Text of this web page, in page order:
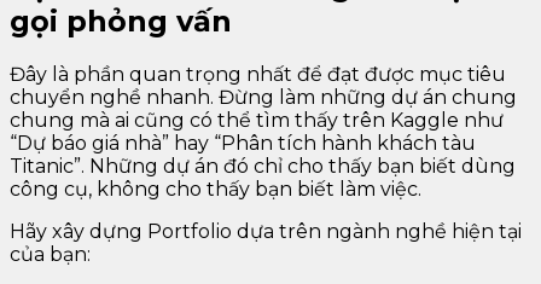
gọi phỏng vấn
Đây là phần quan trọng nhất để đạt được mục tiêu
chuyển nghề nhanh. Đừng làm những dự án chung
chung mà ai cũng có thể tìm thấy trên Kaggle như
“Dự báo giá nhà” hay “Phân tích hành khách tàu
Titanic”. Những dự án đó chỉ cho thấy bạn biết dùng
công cụ, không cho thấy bạn biết làm việc.
Hãy xây dựng Portfolio dựa trên ngành nghề hiện tại
của bạn: